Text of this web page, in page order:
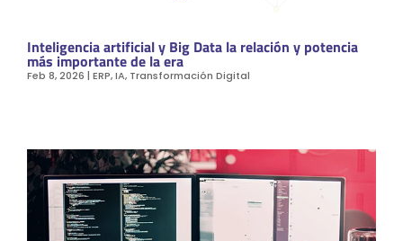
Inteligencia artificial y Big Data la relación y potencia
más importante de la era
Feb 8, 2026 |ERP,IA, Transformación Digital